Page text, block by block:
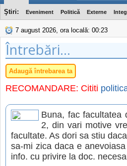
Ştiri: Eveniment Politică Externe
7 august 2026, ora locală: 00:23
Întrebări...
Adaugă întrebarea ta
RECOMANDARE: Cititi
Buna, fac facultatea
2, din vari motive
facultate. As dori sa stiu
sa-mi zica daca e
info. cu privire la doc.